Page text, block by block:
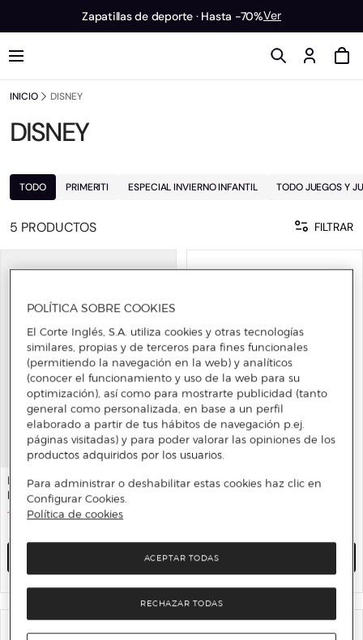
Zapatillas de deporte · Hasta -70%Ver
INICIO DISNEY
DISNEY
TODO PRIMERITI ESPECIAL INVIERNO INFANTIL TODO JUEGOS Y
5 PRODUCTOS FILTRAR
DISNEY
Deportiva velcro Mickey
11 € 22 € 50%
DISNEY
POLÍTICA SOBRE COOKIES
El Corte Inglés, S.A. utiliza cookies y otras tecnologías
similares, propias y de terceros para fines funcionales
(permitiendo la navegación en la web) y analíticos
(conocer el funcionamiento y uso de la web para su
optimización), así como para mostrarte publicidad (tanto
general como personalizada, en base a un perfil
elaborado a partir de tus hábitos de navegación p.ej.
páginas visitadas) y para poder valorar las opiniones de los
productos adquiridos por los usuarios.
Para administrar o deshabilitar estas cookies haz clic en
Configurar Cookies.
Política de cookies
RECHAZAR TODAS
ACEPTAR TODAS